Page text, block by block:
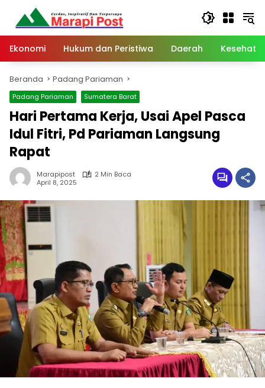
Langsung
konten
Ekonomi
Hukum dan Peristiwa Daerah
Beranda Padang Pariaman
Padang Pariaman Sumatera Barat
Hari Pertama Kerja, Usai Apel Pasca
Idul Fitri, Pd Pariaman Langsung
Rapat
Marapipost
2 Min Baca
April 8, 2025